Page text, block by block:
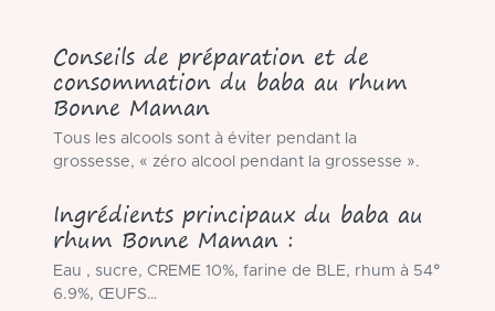
Conseils de préparation et de
consommation du baba au rhum
Bonne Maman
Tous les alcools sont à éviter pendant la
grossesse, « zéro alcool pendant la grossesse ».
Ingrédients principaux du baba au
rhum Bonne Maman :
Eau , sucre, CREME 10%, farine de BLE, rhum à 54°
6.9%, ŒUFS…